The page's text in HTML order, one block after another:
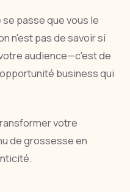
passe que vous le
n'est pas de savoir si
audience—c'est de
business qui
votre
de grossesse en